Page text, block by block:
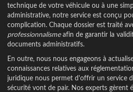
technique de votre véhicule ou à une
administrative, notre service est conçu
complication. Chaque dossier est traité
professionnalismeafin de garantir la
documents administratifs.
En outre, nous nous engageons à
connaissances relatives aux
juridique nous permet d'offrir un service
sécurité vont de pair. Nos experts gèrent